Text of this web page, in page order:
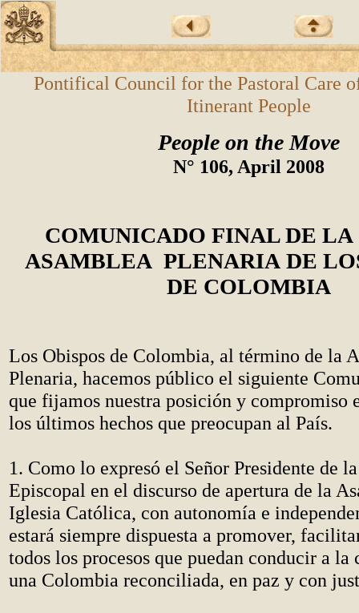
Pontifical Council for the Pastoral Care
Itinerant People
People on the Move
N° 106, April 2008
COMUNICADO FINAL DE LA
ASAMBLEA PLENARIA DE
DE COLOMBIA
Los Obispos de Colombia, al término de la
Plenaria, hacemos público el siguiente
que fijamos nuestra posición y compromiso
los últimos hechos que preocupan al País.
1. Como lo expresó el Señor Presidente de
Episcopal en el discurso de apertura de la
Iglesia Católica, con autonomía e
estará siempre dispuesta a promover,
todos los procesos que puedan conducir a la
una Colombia reconciliada, en paz y con